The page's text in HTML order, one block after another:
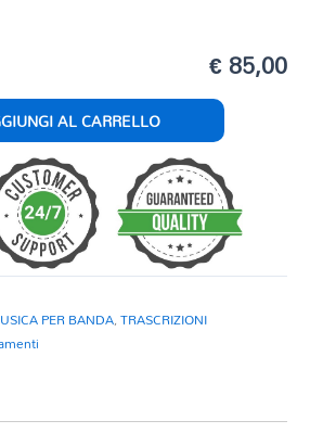
€ 85,00
AL CARRELLO
PER BANDA,TRASCRIZIONI